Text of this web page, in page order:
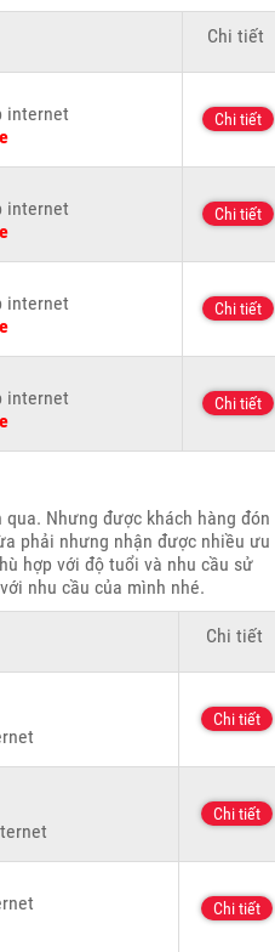
Chi tiết
internet
Chi tiết
internet
Chi tiết
internet
Chi tiết
internet
Chi tiết
Nhưng được khách hàng đón
phải nhưng nhận được nhiều ưu
hợp với độ tuổi và nhu cầu sử
nhu cầu của mình nhé.
Chi tiết
Chi tiết
Chi tiết
Chi tiết